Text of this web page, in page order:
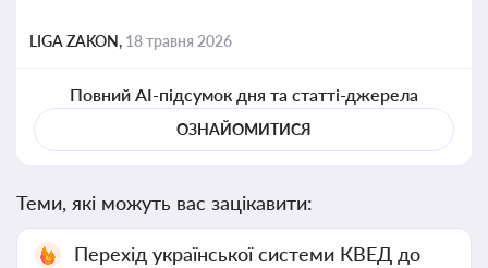
LIGA ZAKON, 18 травня 2026
Повний AI-підсумок дня та статті-джерела
ОЗНАЙОМИТИСЯ
Теми, які можуть вас зацікавити:
Перехід української системи КВЕД до